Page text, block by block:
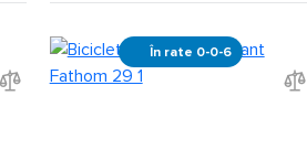
În rate 0-0-6